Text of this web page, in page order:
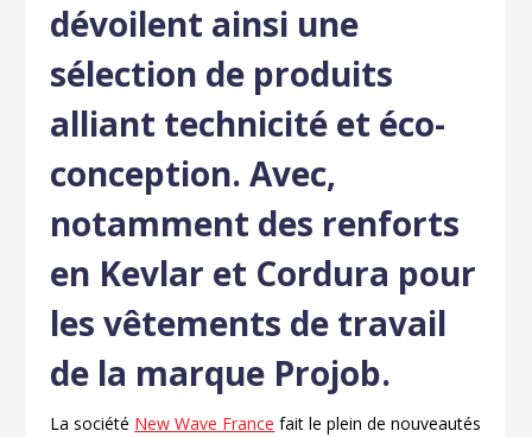
dévoilent ainsi une
sélection de produits
alliant technicité et éco-
conception. Avec,
notamment des renforts
en Kevlar et Cordura pour
les vêtements de travail
de la marque Projob.
La société New Wave France fait le plein de nouveautés